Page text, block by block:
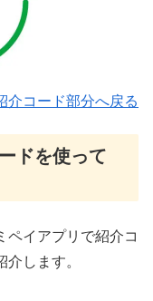
介コード部分へ戻る
ドを使って
ペイアプリで紹介コ
します。